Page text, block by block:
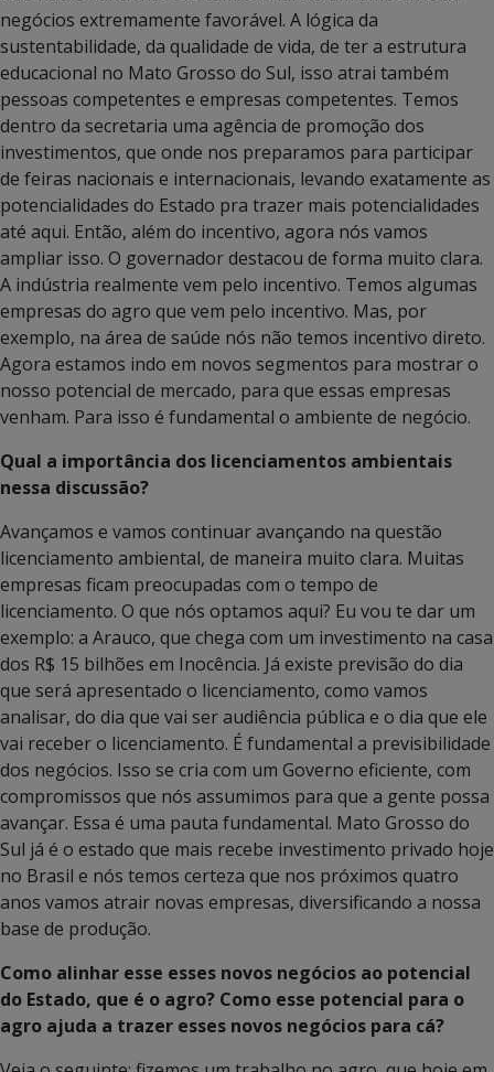
negócios extremamente favorável. A lógica da
sustentabilidade, da qualidade de vida, de ter a estrutura
educacional no Mato Grosso do Sul, isso atrai também
pessoas competentes e empresas competentes. Temos
dentro da secretaria uma agência de promoção dos
investimentos, que onde nos preparamos para participar
de feiras nacionais e internacionais, levando exatamente as
potencialidades do Estado pra trazer mais potencialidades
até aqui. Então, além do incentivo, agora nós vamos
ampliar isso. O governador destacou de forma muito clara.
A indústria realmente vem pelo incentivo. Temos algumas
empresas do agro que vem pelo incentivo. Mas, por
exemplo, na área de saúde nós não temos incentivo direto.
Agora estamos indo em novos segmentos para mostrar o
nosso potencial de mercado, para que essas empresas
venham. Para isso é fundamental o ambiente de negócio.
Qual a importância dos licenciamentos ambientais
nessa discussão?
Avançamos e vamos continuar avançando na questão
licenciamento ambiental, de maneira muito clara. Muitas
empresas ficam preocupadas com o tempo de
licenciamento. O que nós optamos aqui? Eu vou te dar um
exemplo: a Arauco, que chega com um investimento na casa
dos R$ 15 bilhões em Inocência. Já existe previsão do dia
que será apresentado o licenciamento, como vamos
analisar, do dia que vai ser audiência pública e o dia que ele
vai receber o licenciamento. É fundamental a previsibilidade
dos negócios. Isso se cria com um Governo eficiente, com
compromissos que nós assumimos para que a gente possa
avançar. Essa é uma pauta fundamental. Mato Grosso do
Sul já é o estado que mais recebe investimento privado hoje
no Brasil e nós temos certeza que nos próximos quatro
anos vamos atrair novas empresas, diversificando a nossa
base de produção.
Como alinhar esse esses novos negócios ao potencial
do Estado, que é o agro? Como esse potencial para o
agro ajuda a trazer esses novos negócios para cá?